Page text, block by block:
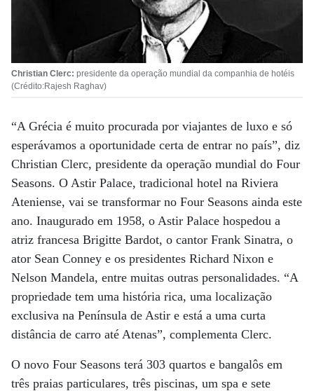
Christian Clerc: presidente da operação mundial da companhia de hotéis
(Crédito:Rajesh Raghav)
“A Grécia é muito procurada por viajantes de luxo e só
esperávamos a oportunidade certa de entrar no país”, diz
Christian Clerc, presidente da operação mundial do Four
Seasons. O Astir Palace, tradicional hotel na Riviera
Ateniense, vai se transformar no Four Seasons ainda este
ano. Inaugurado em 1958, o Astir Palace hospedou a
atriz francesa Brigitte Bardot, o cantor Frank Sinatra, o
ator Sean Conney e os presidentes Richard Nixon e
Nelson Mandela, entre muitas outras personalidades. “A
propriedade tem uma história rica, uma localização
exclusiva na Península de Astir e está a uma curta
distância de carro até Atenas”, complementa Clerc.
O novo Four Seasons terá 303 quartos e bangalôs em
três praias particulares, três piscinas, um spa e sete